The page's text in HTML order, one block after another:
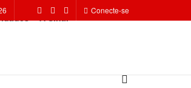
Conecte-se
A Sinal